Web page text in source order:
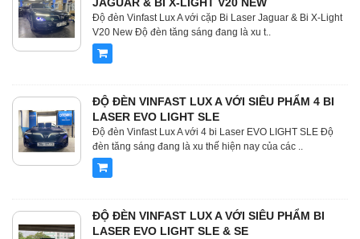
Độ đèn Vinfast Lux A với cặp Bi Laser Jaguar & Bi X-Light
V20 New Độ đèn tăng sáng đang là xu t..
ĐỘ ĐÈN VINFAST LUX A VỚI SIÊU PHẨM 4 BI
LASER EVO LIGHT SLE
Độ đèn Vinfast Lux A với 4 bi Laser EVO LIGHT SLE Độ
đèn tăng sáng đang là xu thế hiện nay của các ..
ĐỘ ĐÈN VINFAST LUX A VỚI SIÊU PHẨM BI
LASER EVO LIGHT SLE & SE